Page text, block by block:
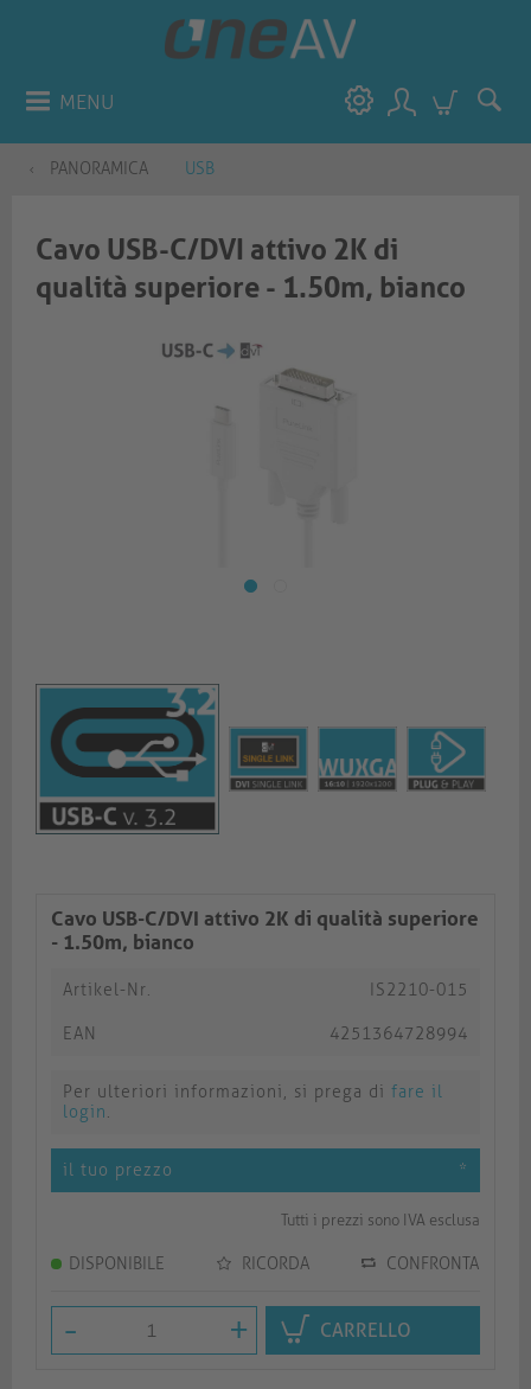
MENU
PANORAMICA USB
Cavo USB-C/DVI attivo 2K di
qualità superiore - 1.50m, bianco
Cavo USB-C/DVI attivo 2K di qualità superiore
- 1.50m, bianco
Artikel-Nr. IS2210-015
EAN 4251364728994
Per ulteriori informazioni, si prega di fare il
login.
il tuo prezzo *
Tutti i prezzi sono IVA esclusa
DISPONIBILE RICORDA CONFRONTA
- + CARRELLO